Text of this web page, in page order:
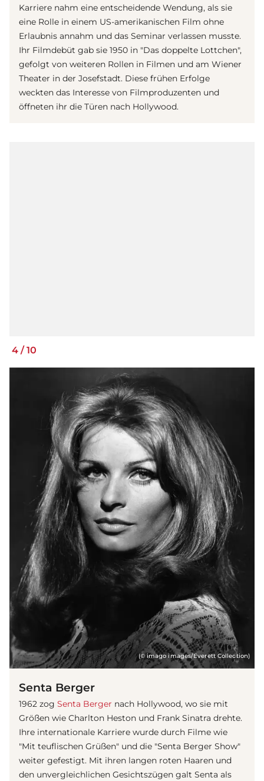
Karriere nahm eine entscheidende Wendung, als sie
eine Rolle in einem US-amerikanischen Film ohne
Erlaubnis annahm und das Seminar verlassen musste.
Ihr Filmdebüt gab sie 1950 in "Das doppelte Lottchen",
gefolgt von weiteren Rollen in Filmen und am Wiener
Theater in der Josefstadt. Diese frühen Erfolge
weckten das Interesse von Filmproduzenten und
öffneten ihr die Türen nach Hollywood.
4 /10
(© imago images/Everett Collection)
Senta Berger
1962 zog Senta Berger nach Hollywood, wo sie mit
Größen wie Charlton Heston und Frank Sinatra drehte.
Ihre internationale Karriere wurde durch Filme wie
"Mit teuflischen Grüßen" und die "Senta Berger Show"
weiter gefestigt. Mit ihren langen roten Haaren und
den unvergleichlichen Gesichtszügen galt Senta als